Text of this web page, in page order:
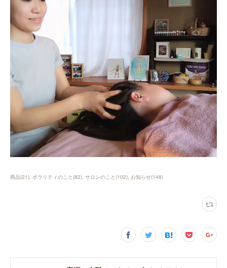
商品(21) ポラリティのこと(82) サロンのこと(102) お知らせ(148)